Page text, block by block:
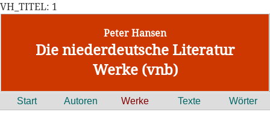
VH_TITEL: 1
Peter Hansen
Die niederdeutsche Literatur
Werke (vnb)
Start Autoren Werke Texte Wörter